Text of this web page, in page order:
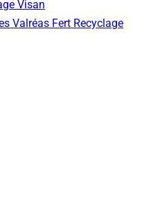
Visan
Valréas Fert Recyclage